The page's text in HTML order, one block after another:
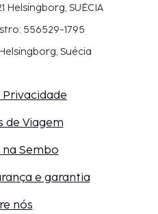
Helsingborg, SUÉCIA
556529-1795
Suécia
de Viagem
Sembo
e garantia
nós